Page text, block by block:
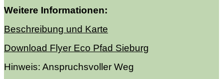
Weitere Informationen:
Beschreibung und Karte
Download Flyer Eco Pfad Sieburg
Hinweis: Anspruchsvoller Weg